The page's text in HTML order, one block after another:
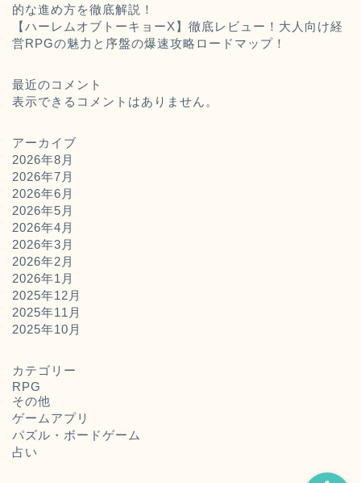
的な進め方を徹底解説！
【ハーレムオブトーキョーX】徹底レビュー！大人向け経
営RPGの魅力と序盤の爆速攻略ロードマップ！
最近のコメント
表示できるコメントはありません。
アーカイブ
2026年8月
2026年7月
2026年6月
2026年5月
2026年4月
2026年3月
2026年2月
2026年1月
2025年12月
2025年11月
2025年10月
カテゴリー
RPG
その他
ゲームアプリ
パズル・ボードゲーム
占い